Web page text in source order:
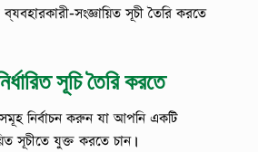
সংজ্ঞায়িত সূচী তৈরি করতে
সূচি তৈরি করতে
নির্বাচন করুন যা আপনি একটি
সূচীতে যুক্ত করতে চান।